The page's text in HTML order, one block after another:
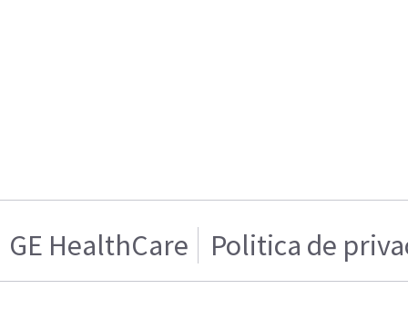
GE HealthCare Politica de